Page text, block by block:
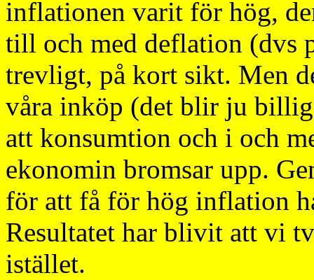
inflationen varit för hög,
till och med deflation (dvs
trevligt, på kort sikt. Men
våra inköp (det blir ju
att konsumtion och i och
ekonomin bromsar upp.
för att få för hög inflation
Resultatet har blivit att vi
istället.